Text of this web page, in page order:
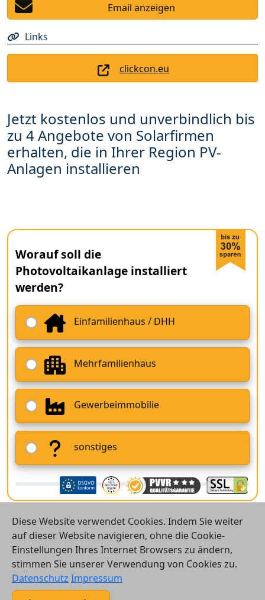
Email anzeigen
Links
clickcon.eu
Jetzt kostenlos und unverbindlich bis
zu 4 Angebote von Solarfirmen
erhalten, die in Ihrer Region PV-
Anlagen installieren
Worauf soll die
Photovoltaikanlage installiert
werden?
Einfamilienhaus / DHH
Mehrfamilienhaus
Gewerbeimmobilie
sonstiges
© 2026 Vergleichsrechner24 GmbH
Kontakt
Diese Website verwendet Cookies. Indem Sie weiter
auf dieser Website navigieren, ohne die Cookie-
Einstellungen Ihres Internet Browsers zu ändern,
stimmen Sie unserer Verwendung von Cookies zu.
Datenschutz Impressum